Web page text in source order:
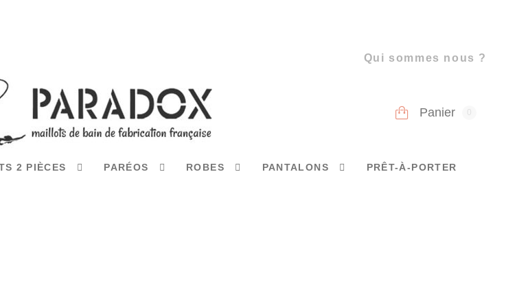
Qui sommes nous ?
Panier
2 PIÈCES PARÉOS ROBES PANTALONS
PRÊT-À-PORTER